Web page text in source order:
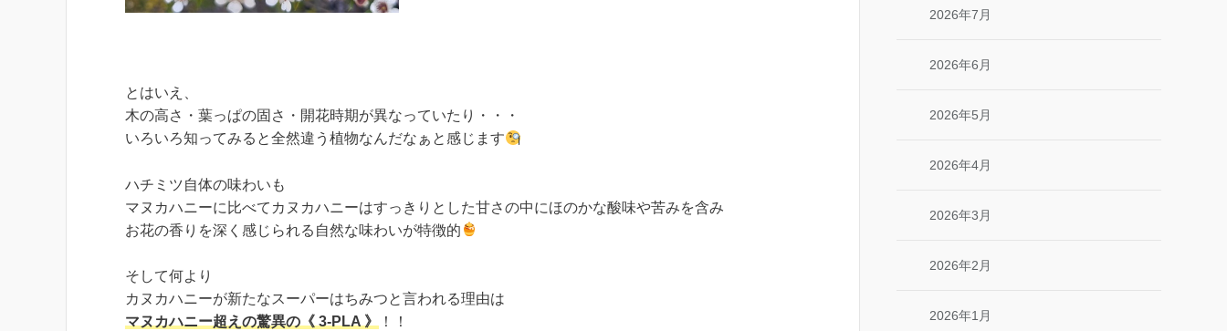
とはいえ、
木の高さ・葉っぱの固さ・開花時期が異なっていたり・・・
いろいろ知ってみると全然違う植物なんだなぁと感じます
ハチミツ自体の味わいも
マヌカハニーに比べてカヌカハニーはすっきりとした甘さの中にほのかな酸味や苦みを含み
お花の香りを深く感じられる自然な味わいが特徴的
そして何より
カヌカハニーが新たなスーパーはちみつと言われる理由は
マヌカハニー超えの驚異の《 3-PLA 》
！！
2026年7月
2026年6月
2026年5月
2026年4月
2026年3月
2026年2月
2026年1月